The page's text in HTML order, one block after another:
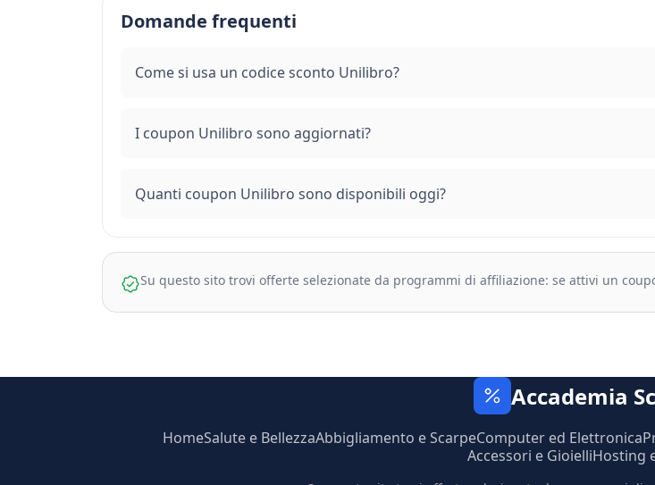
Domande frequenti
Come si usa un codice sconto Unilibro?
I coupon Unilibro sono aggiornati?
Quanti coupon Unilibro sono disponibili oggi?
Su questo sito trovi offerte selezionate da programmi di affiliazione: se attivi un
Accademia
HomeSalute e BellezzaAbbigliamento e ScarpeComputer ed Elettronica
Accessori e GioielliHosting